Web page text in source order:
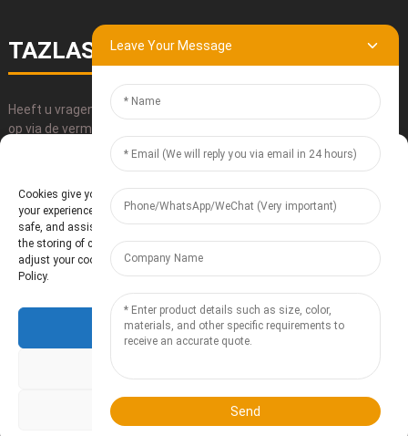
TAZLASER
Heeft u vragen over onze producten? Neem dan contact met ons
op via de vermelde contactgegevens, e-mail of telefoon.
Baoding Te'anzhou Electronic Technology Co., Ltd.- Sitemap
Resource
Leave Your Message
Send
Manage Cookie Consent
Cookies give you a personalized experience. Cookie files help us to enhance
your experience using our website, simplify navigation, keep our website
safe, and assist in our marketing efforts. By clicking "Accept", you agree to
the storing of cookies on your device for these purposes. Click "Adjust" to
adjust your cookie preferences. For more information, review our Cookies
Policy.
Accept